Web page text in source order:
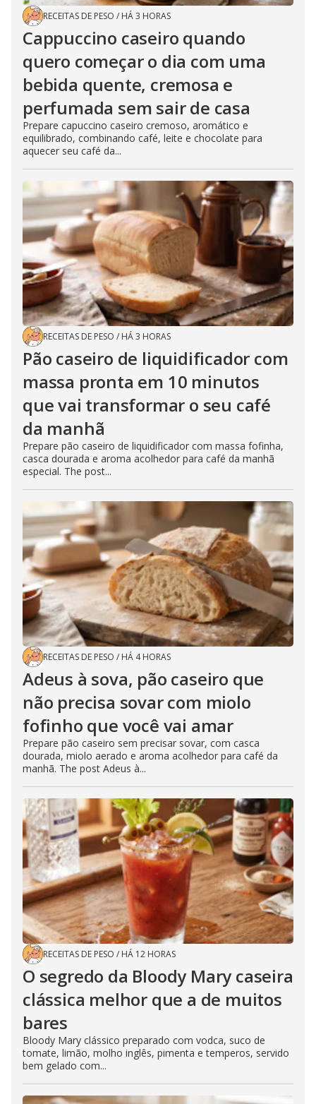
RECEITAS DE PESO / HÁ 3 HORAS
Cappuccino caseiro quando
quero começar o dia com uma
bebida quente, cremosa e
perfumada sem sair de casa
Prepare capuccino caseiro cremoso, aromático e
equilibrado, combinando café, leite e chocolate para
aquecer seu café da...
RECEITAS DE PESO / HÁ 3 HORAS
Pão caseiro de liquidificador com
massa pronta em 10 minutos
que vai transformar o seu café
da manhã
Prepare pão caseiro de liquidificador com massa fofinha,
casca dourada e aroma acolhedor para café da manhã
especial. The post...
RECEITAS DE PESO / HÁ 4 HORAS
Adeus à sova, pão caseiro que
não precisa sovar com miolo
fofinho que você vai amar
Prepare pão caseiro sem precisar sovar, com casca
dourada, miolo aerado e aroma acolhedor para café da
manhã. The post Adeus à...
RECEITAS DE PESO / HÁ 12 HORAS
O segredo da Bloody Mary caseira
clássica melhor que a de muitos
bares
Bloody Mary clássico preparado com vodca, suco de
tomate, limão, molho inglês, pimenta e temperos, servido
bem gelado com...